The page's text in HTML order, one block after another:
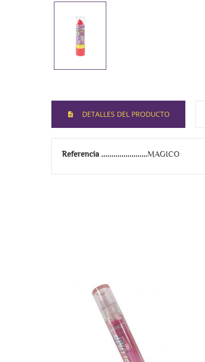
DETALLES DEL PRODUCTO
Referencia MAGICO